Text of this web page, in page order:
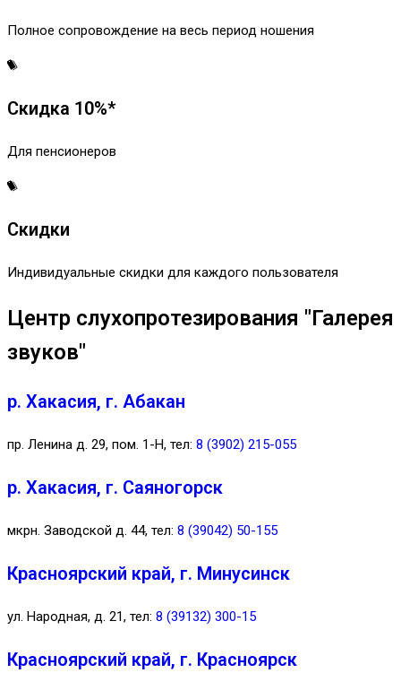
Полное сопровождение на весь период ношения
Скидка 10%*
Для пенсионеров
Скидки
Индивидуальные скидки для каждого пользователя
Центр слухопротезирования "Галерея
звуков"
р. Хакасия, г. Абакан
пр. Ленина д. 29, пом. 1-Н, тел: 8 (3902) 215-055
р. Хакасия, г. Саяногорск
мкрн. Заводской д. 44, тел: 8 (39042) 50-155
Красноярский край, г. Минусинск
ул. Народная, д. 21, тел: 8 (39132) 300-15
Красноярский край, г. Красноярск